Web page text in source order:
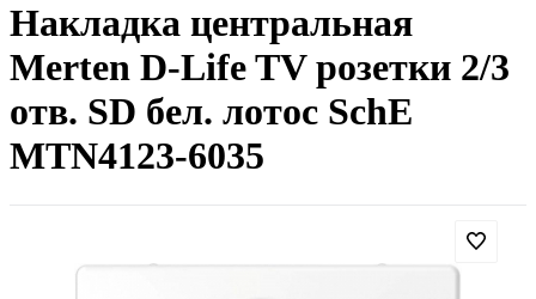
Накладка центральная
Merten D-Life TV розетки 2/3
отв. SD бел. лотос SchE
MTN4123-6035